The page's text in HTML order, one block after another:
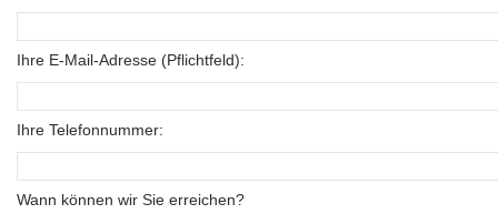
Ihre E-Mail-Adresse (Pflichtfeld):
Ihre Telefonnummer:
Wann können wir Sie erreichen?